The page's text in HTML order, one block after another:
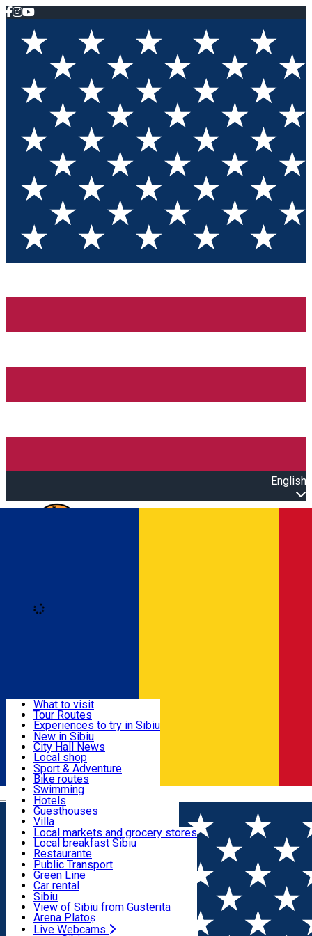
English
Română
Useful info
Activities & Adventure
Accommodation
Food, Drinks & Nightlife
Transport & Parking
Live Webcams
What to visit
Tour Routes
Experiences to try in Sibiu
Podcast
Culture
Museums
Churches
Parks, Zoo
County of Sibiu
New in Sibiu
City Hall News
Local shop
Sibiu artisans
Sibiul Verde
Public services
Education
How do I get to Sibiu
Tourist Info
Tour Guides
Guided tours
Publicații locale
Beauty salons
Sport & Adventure
Bike routes
Swimming
Riding
Indoor activities
Loc de joacă indoor
Loc de joacă outdoor
Ski
Ice skating
Yoga
Hotels
Guesthouses
Villa
Hostels
Motel
Camping
Renting rooms
Rooms for rent
Accommodation outside Sibiu
Local markets and grocery stores
Local breakfast Sibiu
Restaurante
Pizza
Fast Food
Coffee
Sweets
Pub, Bar
Night clubs
Bakeries
Public Transport
Green Line
Car rental
Rent a bike
Scooter rentals
Taxi
Ride Sharing
Sibiu
View of Sibiu from Gusterita
Arena Platoș
Live Webcams